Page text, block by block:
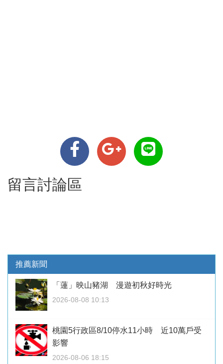
留言討論區
推薦新聞
「蓮」映山豬湖 漫遊初秋好時光
2026-08-08 10:13
桃園5行政區8/10停水11小時 近10萬戶受
影響
2026-08-06 18:15